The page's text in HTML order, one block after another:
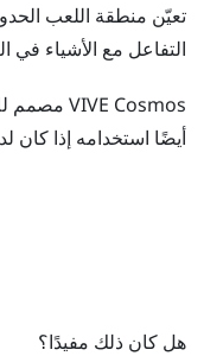
تعيّن منطقة اللعب
التفاعل مع الأشياء في
VIVE Cosmos مصمم
أيضًا استخدامه إذا كان
هل كان ذلك مفيدًا؟